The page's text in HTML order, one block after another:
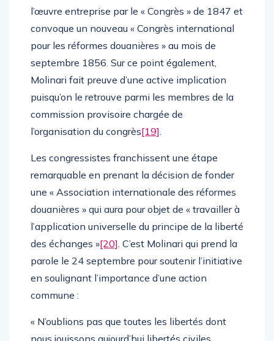
l’œuvre entreprise par le « Congrès » de 1847 et
convoque un nouveau « Congrès international
pour les réformes douanières » au mois de
septembre 1856. Sur ce point également,
Molinari fait preuve d’une active implication
puisqu’on le retrouve parmi les membres de la
commission provisoire chargée de
l’organisation du congrès[19]
Les congressistes franchissent une étape
remarquable en prenant la décision de fonder
une « Association internationale des réformes
douanières » qui aura pour objet de « travailler à
l’application universelle du principe de la liberté
des échanges »[20] . C’est Molinari qui prend la
parole le 24 septembre pour soutenir l’initiative
en soulignant l’importance d’une action
commune :
« N’oublions pas que toutes les libertés dont
nous jouissons aujourd’hui libertés civiles,